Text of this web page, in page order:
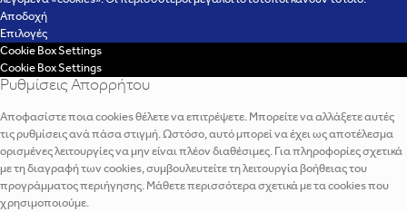
Αποδοχή
Επιλογές
Cookie Box Settings
Cookie Box Settings
Ρυθμίσεις Απορρήτου
Αποφασίστε ποια cookies θέλετε να επιτρέψετε. Μπορείτε να αλλάξετε αυτές
τις ρυθμίσεις ανά πάσα στιγμή. Ωστόσο, αυτό μπορεί να έχει ως αποτέλεσμα
ορισμένες λειτουργίες να μην είναι πλέον διαθέσιμες. Για πληροφορίες σχετικά
με τη διαγραφή των cookies, συμβουλευτείτε τη λειτουργία βοήθειας του
προγράμματος περιήγησης. Μάθετε περισσότερα σχετικά με τα cookies που
χρησιμοποιούμε.